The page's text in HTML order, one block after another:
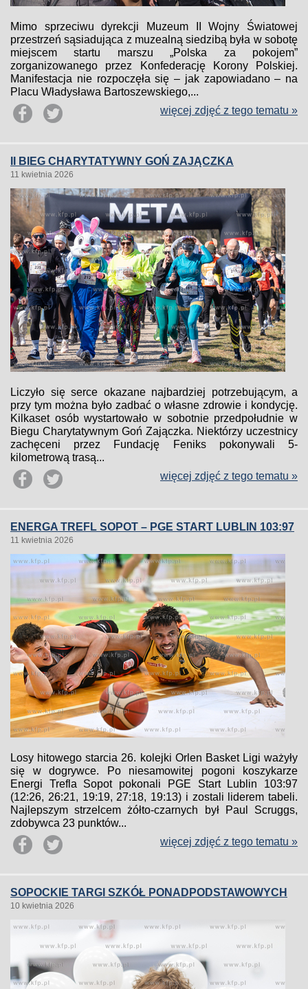
Mimo sprzeciwu dyrekcji Muzeum II Wojny Światowej
przestrzeń sąsiadująca z muzealną siedzibą była w sobotę
miejscem startu marszu „Polska za pokojem”
zorganizowanego przez Konfederację Korony Polskiej.
Manifestacja nie rozpoczęła się – jak zapowiadano – na
Placu Władysława Bartoszewskiego,...
więcej zdjęć z tego tematu »
II BIEG CHARYTATYWNY GOŃ ZAJĄCZKA
11 kwietnia 2026
Liczyło się serce okazane najbardziej potrzebującym, a
przy tym można było zadbać o własne zdrowie i kondycję.
Kilkaset osób wystartowało w sobotnie przedpołudnie w
Biegu Charytatywnym Goń Zajączka. Niektórzy uczestnicy
zachęceni przez Fundację Feniks pokonywali 5-
kilometrową trasą...
więcej zdjęć z tego tematu »
ENERGA TREFL SOPOT – PGE START LUBLIN 103:97
11 kwietnia 2026
Losy hitowego starcia 26. kolejki Orlen Basket Ligi ważyły
się w dogrywce. Po niesamowitej pogoni koszykarze
Energi Trefla Sopot pokonali PGE Start Lublin 103:97
(12:26, 26:21, 19:19, 27:18, 19:13) i zostali liderem tabeli.
Najlepszym strzelcem żółto-czarnych był Paul Scruggs,
zdobywca 23 punktów...
więcej zdjęć z tego tematu »
SOPOCKIE TARGI SZKÓŁ PONADPODSTAWOWYCH
10 kwietnia 2026